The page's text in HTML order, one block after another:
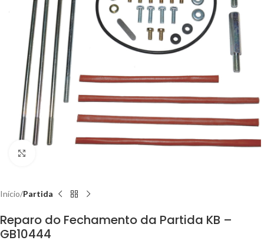
Início Partida
Reparo do Fechamento da Partida KB –
GB10444